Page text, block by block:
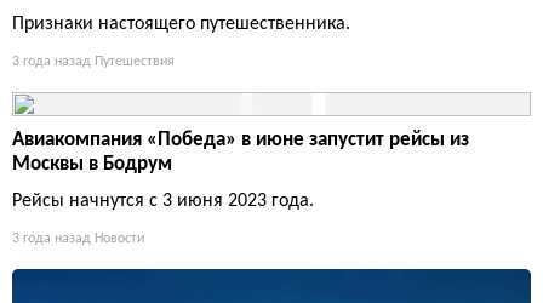
Признаки настоящего путешественника.
3 года назад Путешествия
Авиакомпания «Победа» в июне запустит рейсы из
Москвы в Бодрум
Рейсы начнутся с 3 июня 2023 года.
3 года назад Новости